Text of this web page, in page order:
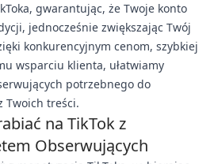
gwarantując, że Twoje konto
jednocześnie zwiększając Twój
konkurencyjnym cenom, szybkiej
wsparciu klienta, ułatwiamy
potrzebnego do
Twoich treści.
na TikTok z
Obserwujących